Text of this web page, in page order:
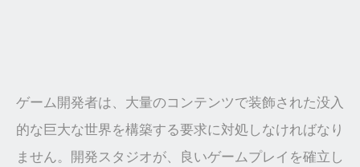
ゲーム開発者は、大量のコンテンツで装飾された没入
的な巨大な世界を構築する要求に対処しなければなり
ません。開発スタジオが、良いゲームプレイを確立し